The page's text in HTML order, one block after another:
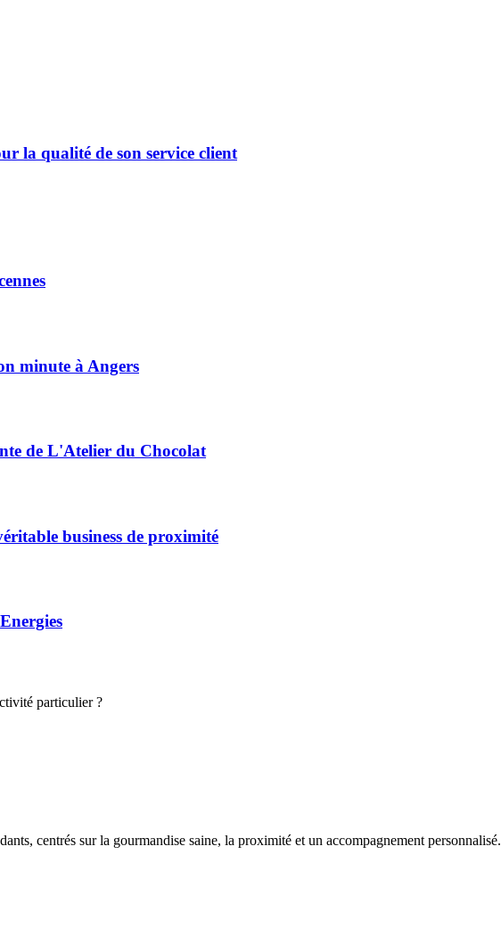
la qualité de son service client
minute à Angers
de L'Atelier du Chocolat
business de proximité
particulier ?
centrés sur la gourmandise saine, la proximité et un accompagnement personnalisé.